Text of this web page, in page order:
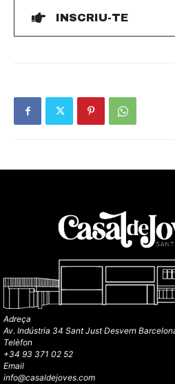
INSCRIU-TE
Adreça
Av. Indústria 34 Sant Just Desvern
Telèfon
+34 93 371 02 52
Email
info@casaldejoves.com